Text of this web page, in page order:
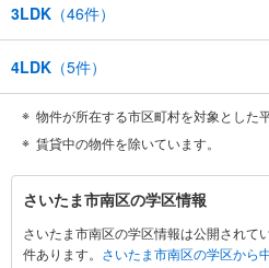
3LDK （46件）
4LDK （5件）
物件が所在する市区町村を対象とした
賃貸中の物件を除いています。
い
た
ま
さいたま市南区の学区情報
さいたま市南区の学区情報は公開されて
件あります。 さいたま市南区の学区から